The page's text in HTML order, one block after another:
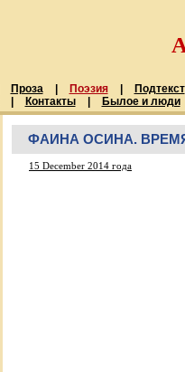
Проза Поэзия
Подтекст
Контакты Былое и люди
ФАИНА ОСИНА.
15 December 2014 года